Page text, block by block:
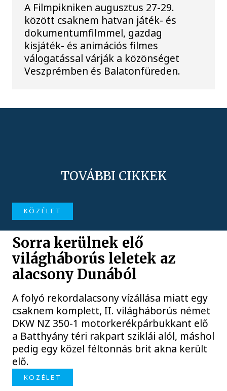
A Filmpikniken augusztus 27-29.
között csaknem hatvan játék- és
dokumentumfilmmel, gazdag
kisjáték- és animációs filmes
válogatással várják a közönséget
Veszprémben és Balatonfüreden.
TOVÁBBI CIKKEK
KÖZÉLET
Sorra kerülnek elő
világháborús leletek az
alacsony Dunából
A folyó rekordalacsony vízállása miatt egy
csaknem komplett, II. világháborús német
DKW NZ 350-1 motorkerékpárbukkant elő
a Batthyány téri rakpart sziklái alól, máshol
pedig egy közel féltonnás brit akna került
elő.
KÖZÉLET